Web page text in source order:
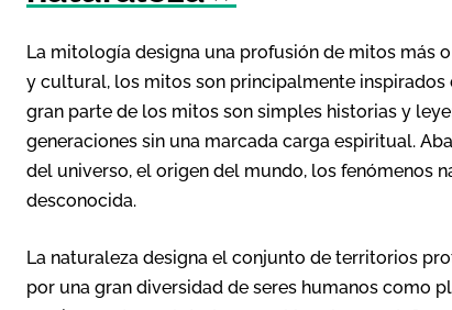
La mitología designa una profusión de mitos más
y cultural, los mitos son principalmente inspirados
gran parte de los mitos son simples historias y
generaciones sin una marcada carga espiritual.
del universo, el origen del mundo, los fenómenos
desconocida.
La naturaleza designa el conjunto de territorios
por una gran diversidad de seres humanos como